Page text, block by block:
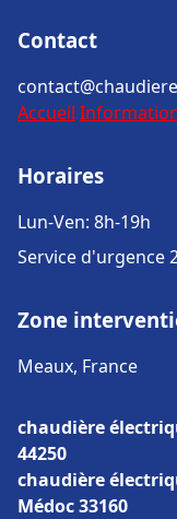
Contact
Accueil
Horaires
Lun-Ven: 8h-19h
Service d'urgence
Zone
Meaux, France
chaudière
44250
chaudière
Médoc 33160